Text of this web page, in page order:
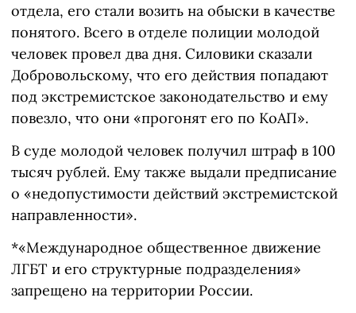
отдела, его стали возить на обыски в качестве
понятого. Всего в отделе полиции молодой
человек провел два дня. Силовики сказали
Добровольскому, что его действия попадают
под экстремистское законодательство и ему
повезло, что они «прогонят его по КоАП».
В суде молодой человек получил штраф в 100
тысяч рублей. Ему также выдали предписание
о «недопустимости действий экстремистской
направленности».
*«Международное общественное движение
ЛГБТ и его структурные подразделения»
запрещено на территории России.